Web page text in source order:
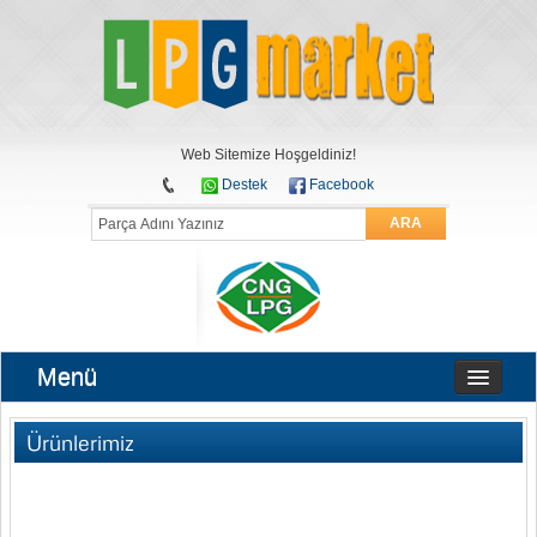
Web Sitemize Hoşgeldiniz!
Destek
Facebook
ARA
Menü
Ürünlerimiz